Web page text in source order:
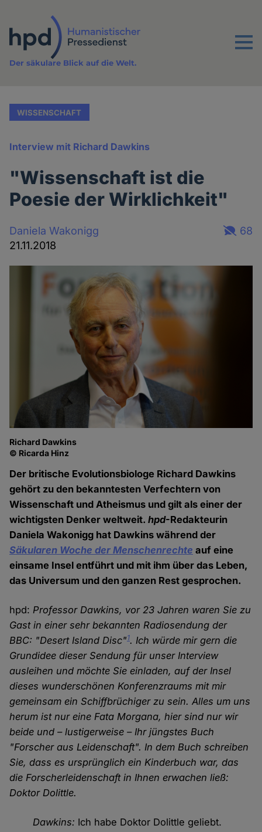
Inhalt
Menu
Der säkulare Blick auf die Welt.
WISSENSCHAFT
Interview mit Richard Dawkins
"Wissenschaft ist die
Poesie der Wirklichkeit"
Daniela Wakonigg
21.11.2018
68
Richard Dawkins
© Ricarda Hinz
Der britische Evolutionsbiologe Richard Dawkins
gehört zu den bekanntesten Verfechtern von
Wissenschaft und Atheismus und gilt als einer der
wichtigsten Denker weltweit.hpd-Redakteurin
Daniela Wakonigg hat Dawkins während der
Säkularen Woche der Menschenrechte auf eine
einsame Insel entführt und mit ihm über das Leben,
das Universum und den ganzen Rest gesprochen.
hpd: Professor Dawkins, vor 23 Jahren waren Sie zu
Gast in einer sehr bekannten Radiosendung der
BBC: "Desert Island Disc"1. Ich würde mir gern die
Grundidee dieser Sendung für unser Interview
ausleihen und möchte Sie einladen, auf der Insel
dieses wunderschönen Konferenzraums mit mir
gemeinsam ein Schiffbrüchiger zu sein. Alles um uns
herum ist nur eine Fata Morgana, hier sind nur wir
beide und – lustigerweise – Ihr jüngstes Buch
"Forscher aus Leidenschaft". In dem Buch schreiben
Sie, dass es ursprünglich ein Kinderbuch war, das
die Forscherleidenschaft in Ihnen erwachen ließ:
Doktor Dolittle.
Dawkins: Ich habe Doktor Dolittle geliebt.